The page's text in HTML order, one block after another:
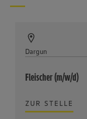
Dargun
Fleischer (m/w/d)
ZUR STELLE